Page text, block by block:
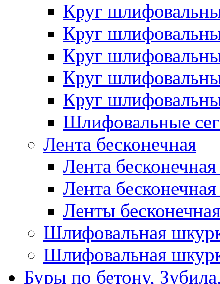
Круг
Круг
Круг
Круг
Круг
Шлифовальные
Лента бесконечная
Лента
Лента
Ленты
Шлифовальная
Шлифовальная
Буры по бетону,